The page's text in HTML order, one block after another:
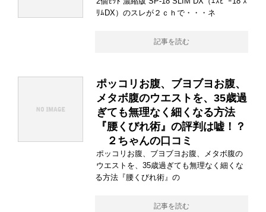
ﾘﾑDX）のスレが２ｃｈで・・・ネ
記事を読む
ポッコリお腹、ブヨブヨお腹、
メタボ腹のウエストを、35歳過
ぎても無理なく細くなる方法
『腰くびれ術』の評判は嘘！？
２ちゃんの口コミ
ポッコリお腹、ブヨブヨお腹、メタボ腹の
ウエストを、35歳過ぎても無理なく細くな
る方法『腰くびれ術』の
記事を読む